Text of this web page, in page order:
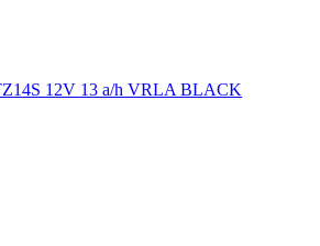
12V 13 a/h VRLA BLACK